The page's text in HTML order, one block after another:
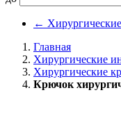
←
Главная
Хирургические
Хирургические
Крючок